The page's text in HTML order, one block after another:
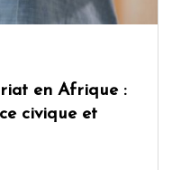
en Afrique :
civique et